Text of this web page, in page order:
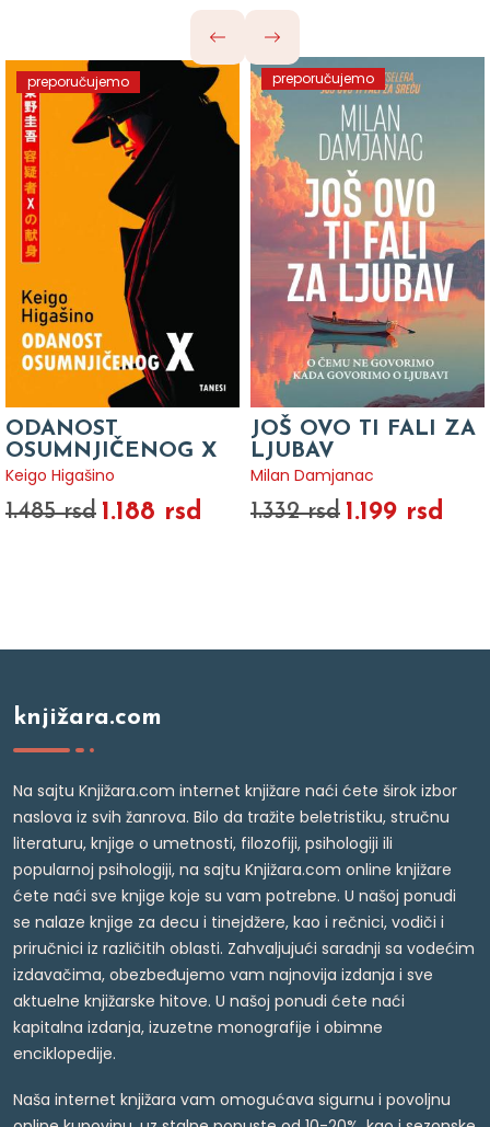
preporučujemo
ODANOST
OSUMNJIČENOG X
Keigo Higašino
1.485 rsd 1.188 rsd
preporučujemo
JOŠ OVO TI FALI ZA
LJUBAV
Milan Damjanac
1.332 rsd 1.199 rsd
knjižara.com
Na sajtu Knjižara.com internet knjižare naći ćete širok izbor
naslova iz svih žanrova. Bilo da tražite beletristiku, stručnu
literaturu, knjige o umetnosti, filozofiji, psihologiji ili
popularnoj psihologiji, na sajtu Knjižara.com online knjižare
ćete naći sve knjige koje su vam potrebne. U našoj ponudi
se nalaze knjige za decu i tinejdžere, kao i rečnici, vodiči i
priručnici iz različitih oblasti. Zahvaljujući saradnji sa vodećim
izdavačima, obezbeđujemo vam najnovija izdanja i sve
aktuelne knjižarske hitove. U našoj ponudi ćete naći
kapitalna izdanja, izuzetne monografije i obimne
enciklopedije.
Naša internet knjižara vam omogućava sigurnu i povoljnu